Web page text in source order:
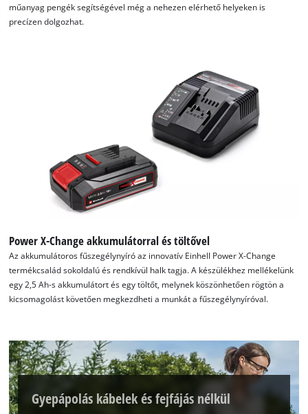
A Google Maps szolgáltatás betöltéséhez
szükségünk van az Ön jóváhagyására!
This content is not permitted to load due
to trackers that are not disclosed to the
visitor. The website owner needs to setup
to the list of technologies used.
Powered by
Usercentrics Consent
Management Platform
műanyag pengék segítségével még a nehezen elérhető helyeken is
precízen dolgozhat.
Power X-Change akkumulátorral és töltővel
Az akkumulátoros fűszegélynyíró az innovatív Einhell Power X-Change
termékcsalád sokoldalú és rendkívül halk tagja. A készülékhez mellékelünk
egy 2,5 Ah-s akkumulátort és egy töltőt, melynek köszönhetően rögtön a
kicsomagolást követően megkezdheti a munkát a fűszegélynyíróval.
Gyepápolás kábelek és fejfájás nélkül